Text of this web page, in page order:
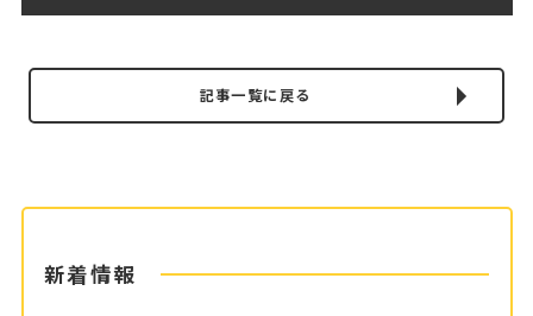
記事一覧に戻る
新着情報